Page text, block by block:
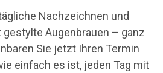
Nachzeichnen und
Augenbrauen – ganz
Sie jetzt Ihren Termin
einfach es ist, jeden Tag mit